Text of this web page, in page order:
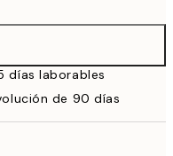
32,45 €
49 €
59,50 €
días laborables
de 90 días